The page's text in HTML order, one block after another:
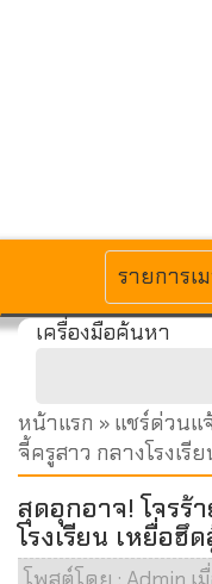
MENU
รายการเ
เครื่องมือค้นหา
หน้าแรก » แชร์ด่วนแ
จี้ครูสาว กลางโรงเรี
สุดอุกอาจ! โจรร้
โรงเรียน เหยื่อฮึ